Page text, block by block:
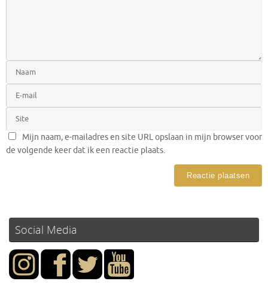
Mijn naam, e-mailadres en site URL opslaan in mijn browser voor
de volgende keer dat ik een reactie plaats.
Social Media